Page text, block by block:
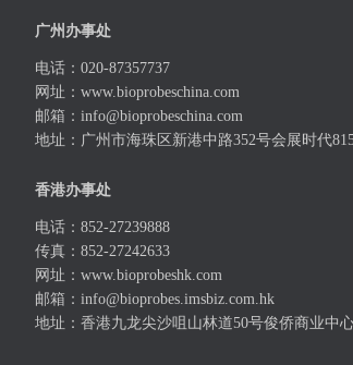
广州办事处
电话：020-87357737
网址： www.bioprobeschina.com
邮箱： info@bioprobeschina.com
地址：广州市海珠区新港中路352号会展时代
香港办事处
电话：852-27239888
传真：852-27242633
网址： www.bioprobeshk.com
邮箱： info@bioprobes.imsbiz.com.hk
地址：香港九龙尖沙咀山林道50号俊侨商业中